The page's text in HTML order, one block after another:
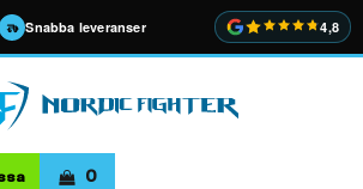
Snabba leveranser 4,8
0